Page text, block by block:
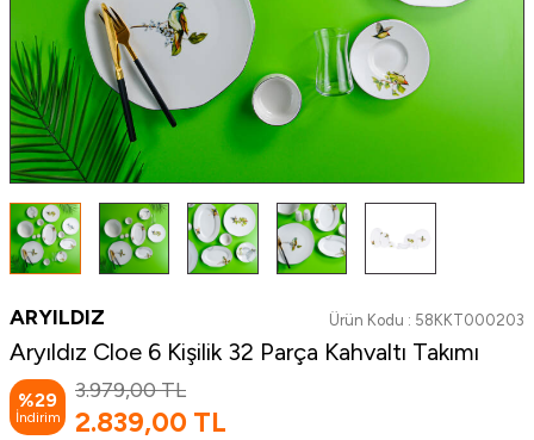
ARYILDIZ Ürün Kodu : 58KKT000203
Aryıldız Cloe 6 Kişilik 32 Parça Kahvaltı Takımı
%29
İndirim
3.979,00TL
2.839,00 TL